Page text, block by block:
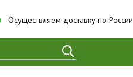
Осуществляем доставку по России
Найти